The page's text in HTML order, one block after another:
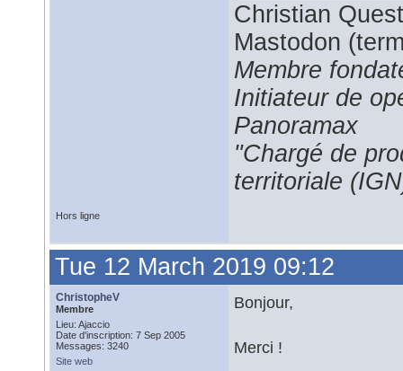
Christian
Mastodon
Membre
Initiateur de
Panoramax
"Chargé de
territoriale
Hors ligne
Tue 12 March 2019 09:12
ChristopheV
Membre
Lieu: Ajaccio
Date d'inscription: 7 Sep 2005
Messages: 3240
Site web
Bonjour,
Merci !